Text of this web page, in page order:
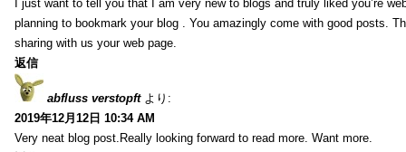
I just want to tell you that I am very new to blogs and truly liked you’re
planning to bookmark your blog . You amazingly come with good posts.
sharing with us your web page.
返信
abfluss verstopft より:
2019年12月12日 10:34 AM
Very neat blog post.Really looking forward to read more. Want more.